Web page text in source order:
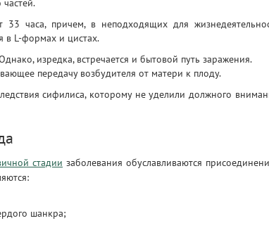
33 часа, причем, в неподходящих для
в L-формах и цистах.
изредка, встречается и бытовой путь заражения.
передачу возбудителя от матери к плоду.
сифилиса, которому не уделили должного
стадии заболевания обуславливаются
шанкра;